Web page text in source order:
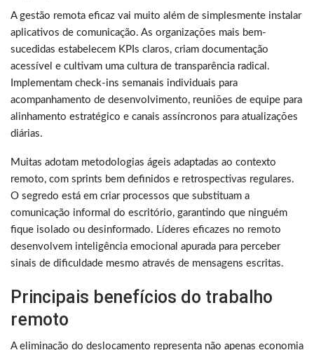
A gestão remota eficaz vai muito além de simplesmente instalar
aplicativos de comunicação. As organizações mais bem-
sucedidas estabelecem KPIs claros, criam documentação
acessível e cultivam uma cultura de transparência radical.
Implementam check-ins semanais individuais para
acompanhamento de desenvolvimento, reuniões de equipe para
alinhamento estratégico e canais assíncronos para atualizações
diárias.
Muitas adotam metodologias ágeis adaptadas ao contexto
remoto, com sprints bem definidos e retrospectivas regulares.
O segredo está em criar processos que substituam a
comunicação informal do escritório, garantindo que ninguém
fique isolado ou desinformado. Líderes eficazes no remoto
desenvolvem inteligência emocional apurada para perceber
sinais de dificuldade mesmo através de mensagens escritas.
Principais benefícios do trabalho
remoto
A eliminação do deslocamento representa não apenas economia